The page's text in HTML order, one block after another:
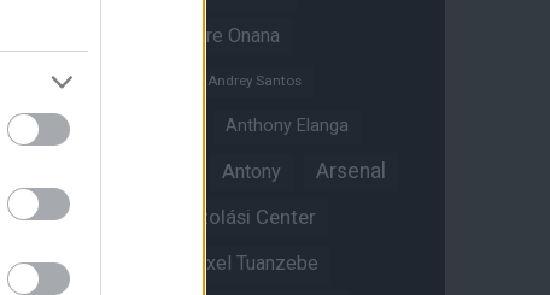
Andre Onana
Andreas Pereira
Andrey Santos
Angol válogatott Anthony Elanga
Antony Arsenal
Aston Villa Átigazolási Center
Átigazolások Axel Tuanzebe